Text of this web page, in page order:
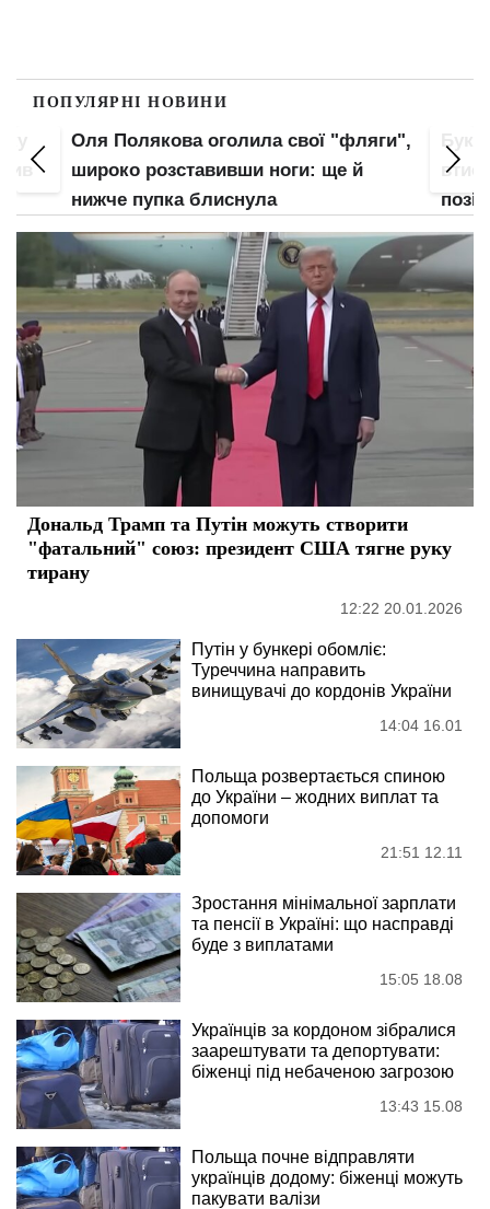
ПОПУЛЯРНІ НОВИНИ
Оля Полякова оголила свої "фляги",
широко розставивши ноги: ще й
нижче пупка блиснула
Дональд Трамп та Путін можуть створити
"фатальний" союз: президент США тягне руку
тирану
12:22 20.01.2026
Путін у бункері обомліє:
Туреччина направить
винищувачі до кордонів України
14:04 16.01
Польща розвертається спиною
до України – жодних виплат та
допомоги
21:51 12.11
Зростання мінімальної зарплати
та пенсії в Україні: що насправді
буде з виплатами
15:05 18.08
Українців за кордоном зібралися
заарештувати та депортувати:
біженці під небаченою загрозою
13:43 15.08
Польща почне відправляти
українців додому: біженці можуть
пакувати валізи